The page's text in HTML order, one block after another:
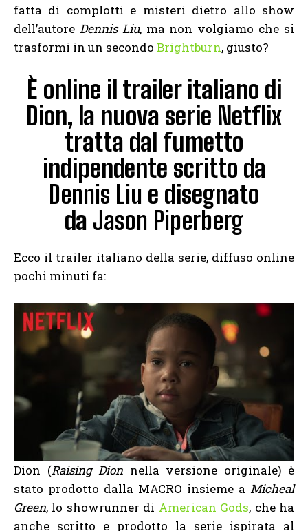
fatta di complotti e misteri dietro allo show
dell’autore Dennis Liu, ma non volgiamo che si
trasformi in un secondo Brightburn, giusto?
È online il trailer italiano di
Dion, la nuova serie Netflix
tratta dal fumetto
indipendente scritto da
Dennis Liu e disegnato
da Jason Piperberg
Ecco il trailer italiano della serie, diffuso online
pochi minuti fa:
Dion (Raising Dion nella versione originale) è
stato prodotto dalla MACRO insieme a Micheal
Green, lo showrunner di American Gods, che ha
anche scritto e prodotto la serie ispirata al